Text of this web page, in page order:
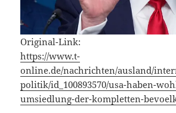
Original-Link:
https://www.t-
online.de/nachrichten/ausland/
politik/id_100893570/usa-haben-
umsiedlung-der-kompletten-